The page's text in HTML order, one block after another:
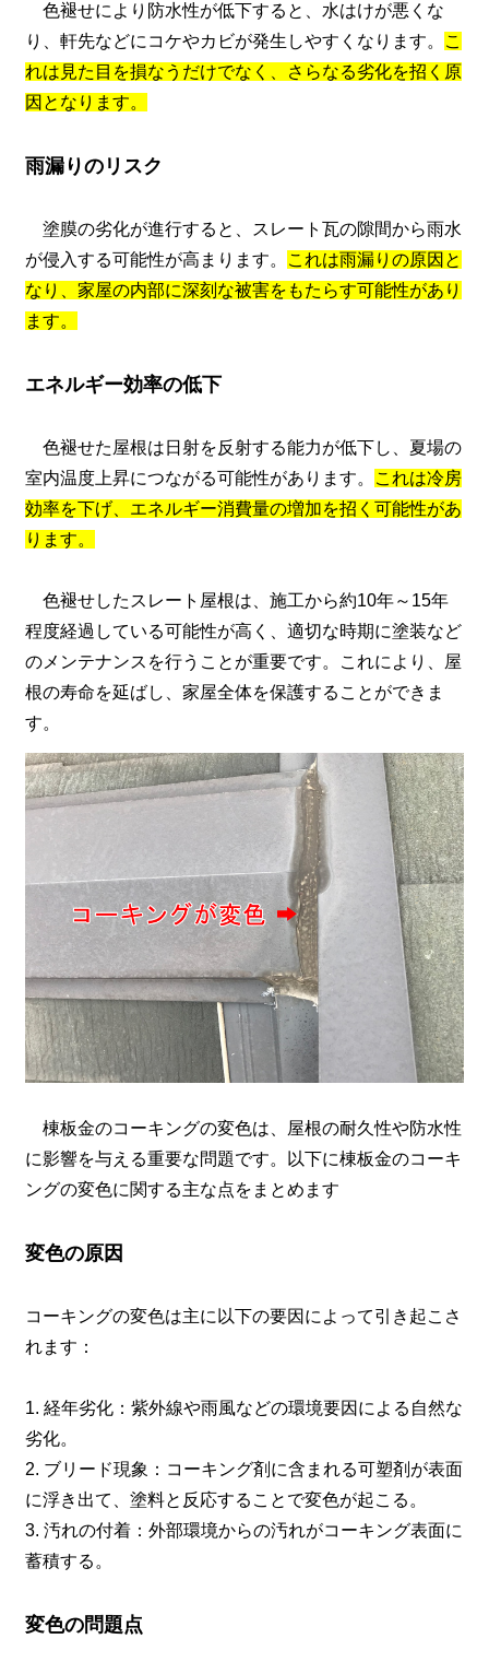
色褪せにより防水性が低下すると、水はけが悪くな
り、軒先などにコケやカビが発生しやすくなります。
こ
れは見た目を損なうだけでなく、さらなる劣化を招く原
因となります。
雨漏りのリスク
塗膜の劣化が進行すると、スレート瓦の隙間から雨水
が侵入する可能性が高まります。
これは雨漏りの原因と
なり、家屋の内部に深刻な被害をもたらす可能性があり
ます。
エネルギー効率の低下
色褪せた屋根は日射を反射する能力が低下し、夏場の
室内温度上昇につながる可能性があります。
これは冷房
効率を下げ、エネルギー消費量の増加を招く可能性があ
ります。
色褪せしたスレート屋根は、施工から約10年～15年
程度経過している可能性が高く、適切な時期に塗装など
のメンテナンスを行うことが重要です。これにより、屋
根の寿命を延ばし、家屋全体を保護することができま
す。
棟板金のコーキングの変色は、屋根の耐久性や防水性
に影響を与える重要な問題です。以下に棟板金のコーキ
ングの変色に関する主な点をまとめます
変色の原因
コーキングの変色は主に以下の要因によって引き起こさ
れます：
1. 経年劣化：紫外線や雨風などの環境要因による自然な
劣化。
2. ブリード現象：コーキング剤に含まれる可塑剤が表面
に浮き出て、塗料と反応することで変色が起こる。
3. 汚れの付着：外部環境からの汚れがコーキング表面に
蓄積する。
変色の問題点